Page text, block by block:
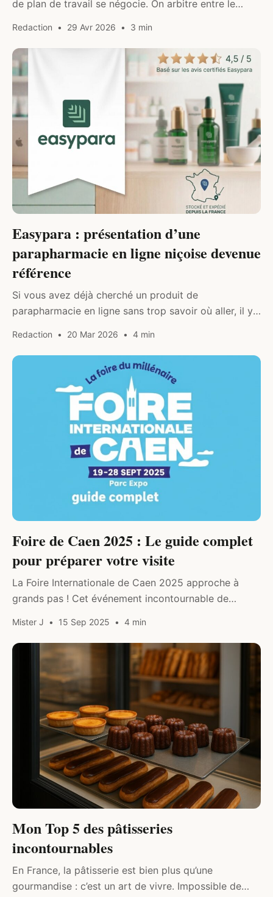
de plan de travail se négocie. On arbitre entre le
Redaction 29 Avr 2026 3 min
Easypara : présentation d’une
parapharmacie en ligne niçoise devenue
référence
Si vous avez déjà cherché un produit de
parapharmacie en ligne sans trop savoir où aller, il y
Redaction 20 Mar 2026 4 min
Foire de Caen 2025 : Le guide complet
pour préparer votre visite
La Foire Internationale de Caen 2025 approche à
grands pas ! Cet événement incontournable de
et grands avec sa programmation…
Mister J 15 Sep 2025 4 min
DIVERS
Mon Top 5 des pâtisseries
incontournables
En France, la pâtisserie est bien plus qu’une
gourmandise : c’est un art de vivre. Impossible de